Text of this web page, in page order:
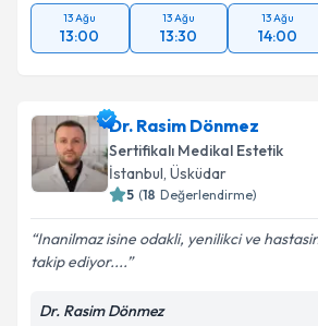
13 Ağu
13:00
13 Ağu
13:30
13 Ağu
14:00
Dr. Rasim Dönmez
Sertifikalı Medikal Estetik
İstanbul, Üsküdar
5 (18 Değerlendirme)
Inanilmaz isine odakli, yenilikci ve
takip ediyor....
Dr. Rasim Dönmez